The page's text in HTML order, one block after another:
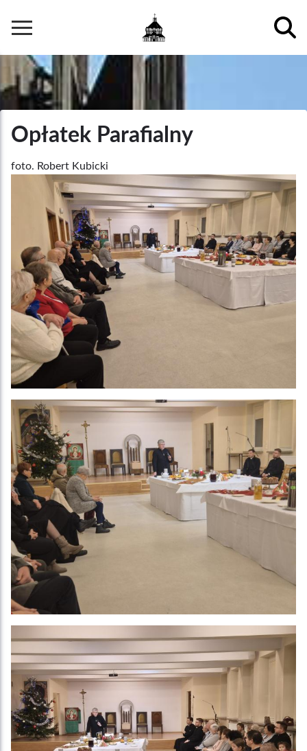
do
treści
Główna
nawigacja
Opłatek Parafialny
Podpis
foto. Robert Kubicki